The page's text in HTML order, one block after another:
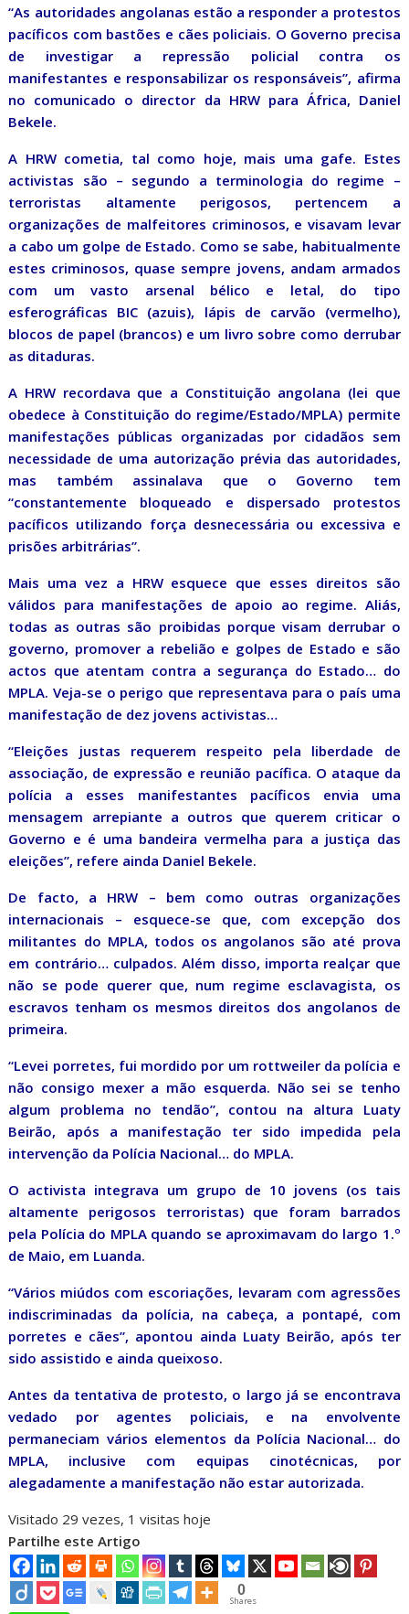
“As autoridades angolanas estão a responder a protestos
pacíficos com bastões e cães policiais. O Governo precisa
de investigar a repressão policial contra os
manifestantes e responsabilizar os responsáveis”, afirma
no comunicado o director da HRW para África, Daniel
Bekele.
A HRW cometia, tal como hoje, mais uma gafe. Estes
activistas são – segundo a terminologia do regime –
terroristas altamente perigosos, pertencem a
organizações de malfeitores criminosos, e visavam levar
a cabo um golpe de Estado. Como se sabe, habitualmente
estes criminosos, quase sempre jovens, andam armados
com um vasto arsenal bélico e letal, do tipo
esferográficas BIC (azuis), lápis de carvão (vermelho),
blocos de papel (brancos) e um livro sobre como derrubar
as ditaduras.
A HRW recordava que a Constituição angolana (lei que
obedece à Constituição do regime/Estado/MPLA) permite
manifestações públicas organizadas por cidadãos sem
necessidade de uma autorização prévia das autoridades,
mas também assinalava que o Governo tem
“constantemente bloqueado e dispersado protestos
pacíficos utilizando força desnecessária ou excessiva e
prisões arbitrárias”.
Mais uma vez a HRW esquece que esses direitos são
válidos para manifestações de apoio ao regime. Aliás,
todas as outras são proibidas porque visam derrubar o
governo, promover a rebelião e golpes de Estado e são
actos que atentam contra a segurança do Estado… do
MPLA. Veja-se o perigo que representava para o país uma
manifestação de dez jovens activistas…
“Eleições justas requerem respeito pela liberdade de
associação, de expressão e reunião pacífica. O ataque da
polícia a esses manifestantes pacíficos envia uma
mensagem arrepiante a outros que querem criticar o
Governo e é uma bandeira vermelha para a justiça das
eleições”, refere ainda Daniel Bekele.
De facto, a HRW – bem como outras organizações
internacionais – esquece-se que, com excepção dos
militantes do MPLA, todos os angolanos são até prova
em contrário… culpados. Além disso, importa realçar que
não se pode querer que, num regime esclavagista, os
escravos tenham os mesmos direitos dos angolanos de
primeira.
“Levei porretes, fui mordido por um rottweiler da polícia e
não consigo mexer a mão esquerda. Não sei se tenho
algum problema no tendão”, contou na altura Luaty
Beirão, após a manifestação ter sido impedida pela
intervenção da Polícia Nacional… do MPLA.
O activista integrava um grupo de 10 jovens (os tais
altamente perigosos terroristas) que foram barrados
pela Polícia do MPLA quando se aproximavam do largo 1.º
de Maio, em Luanda.
“Vários miúdos com escoriações, levaram com agressões
indiscriminadas da polícia, na cabeça, a pontapé, com
porretes e cães”, apontou ainda Luaty Beirão, após ter
sido assistido e ainda queixoso.
Antes da tentativa de protesto, o largo já se encontrava
vedado por agentes policiais, e na envolvente
permaneciam vários elementos da Polícia Nacional… do
MPLA, inclusive com equipas cinotécnicas, por
alegadamente a manifestação não estar autorizada.
Visitado 29 vezes, 1 visitas hoje
Partilhe este Artigo
0
Shares